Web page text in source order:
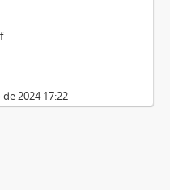
2024 17:22